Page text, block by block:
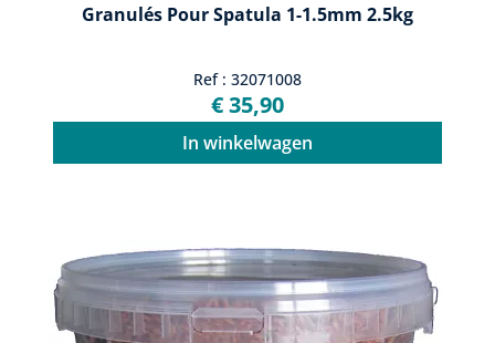
Granulés Pour Spatula 1-1.5mm 2.5kg
Ref : 32071008
€ 35,90
In winkelwagen